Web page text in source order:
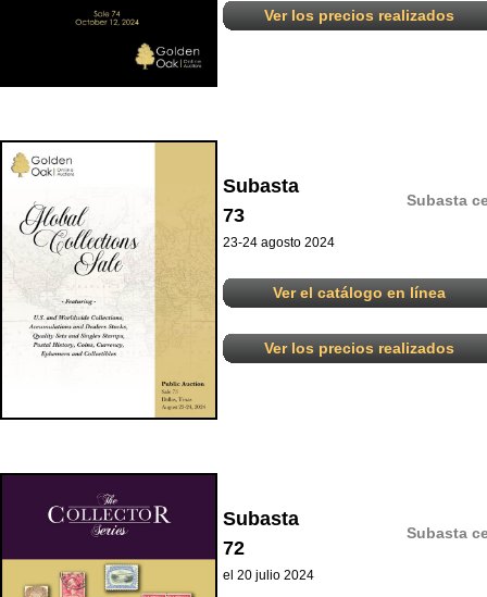
Ver los precios realizados
Subasta
73
Subasta
23-24 agosto 2024
Ver el catálogo en línea
Ver los precios realizados
Subasta
72
Subasta
el 20 julio 2024